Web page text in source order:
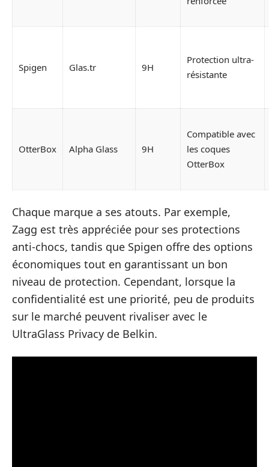
Spigen Glas.tr 9H
Protection ultra-
résistante
OtterBox Alpha Glass 9H
Compatible avec
les coques
OtterBox
Chaque marque a ses atouts. Par exemple,
Zagg est très appréciée pour ses protections
anti-chocs, tandis que Spigen offre des options
économiques tout en garantissant un bon
niveau de protection. Cependant, lorsque la
confidentialité est une priorité, peu de produits
sur le marché peuvent rivaliser avec le
UltraGlass Privacy de Belkin.